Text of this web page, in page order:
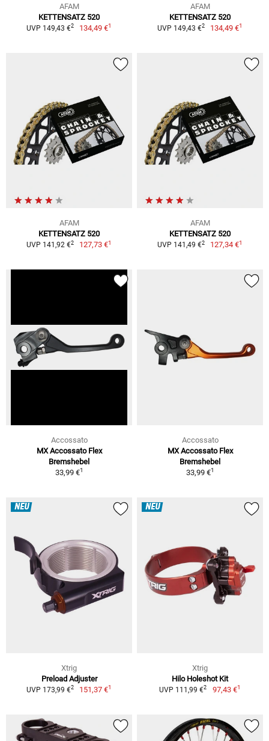
AFAM
KETTENSATZ 520
UVP 149,43 €2 134,49 €1
AFAM
KETTENSATZ 520
UVP 149,43 €2 134,49 €1
AFAM
KETTENSATZ 520
UVP 141,92 €2 127,73 €1
AFAM
KETTENSATZ 520
UVP 141,49 €2 127,34 €1
Accossato
MX Accossato Flex
Bremshebel
33,99 €1
Accossato
MX Accossato Flex
Bremshebel
33,99 €1
NEU
Xtrig
Preload Adjuster
UVP 173,99 €2 151,37 €1
NEU
Xtrig
Hilo Holeshot Kit
UVP 111,99 €2 97,43 €1